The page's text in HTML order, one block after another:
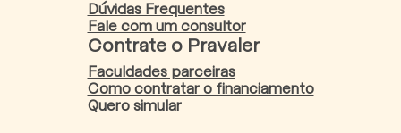
Dúvidas Frequentes
Fale com um consultor
Contrate o Pravaler
Faculdades parceiras
Como contratar o financiamento
Quero simular